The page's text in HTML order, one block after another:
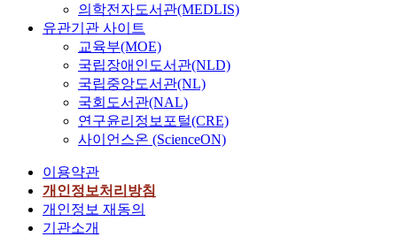
의학전자도서관(MEDLIS)
유관기관 사이트
교육부(MOE)
국립장애인도서관(NLD)
국립중앙도서관(NL)
국회도서관(NAL)
연구윤리정보포털(CRE)
사이언스온 (ScienceON)
이용약관
개인정보처리방침
개인정보 재동의
기관소개